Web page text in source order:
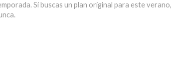
Si buscas un plan original para este verano,